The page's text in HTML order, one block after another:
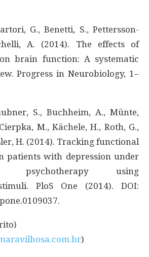
G., Benetti, S., Pettersson-
A. (2014). The effects of
brain function: A systematic
Progress in Neurobiology, 1–
S., Buchheim, A., Münte,
M., Kächele, H., Roth, G.,
H. (2014). Tracking functional
patients with depression under
psychotherapy using
PloS One (2014). DOI:
)